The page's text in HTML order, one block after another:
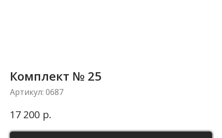
Комплект № 25
Артикул: 0687
17 200 р.